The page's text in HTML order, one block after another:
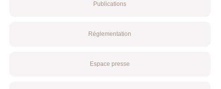
Publications
Réglementation
Espace presse